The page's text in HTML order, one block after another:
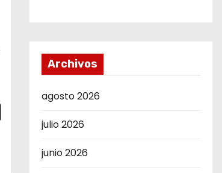
Archivos
agosto 2026
julio 2026
junio 2026